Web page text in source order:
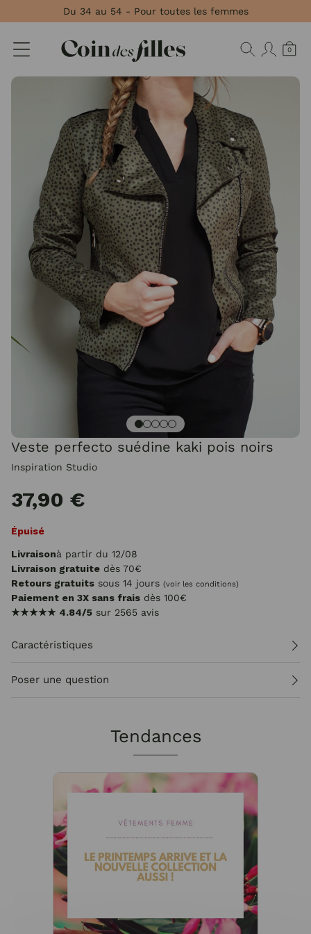
Du 34 au 54 - Pour toutes les femmes
0
Veste perfecto suédine kaki pois noirs
Inspiration Studio
37,90 €
Épuisé
Livraisonà partir du 12/08
Livraison gratuite dès 70€
Retours gratuits sous 14 jours (voir les conditions)
Paiement en 3X sans frais dès 100€
★★★★★ 4.84/5 sur 2565 avis
Caractéristiques
Poser une question
Tendances
Panneau de gestion des cookies